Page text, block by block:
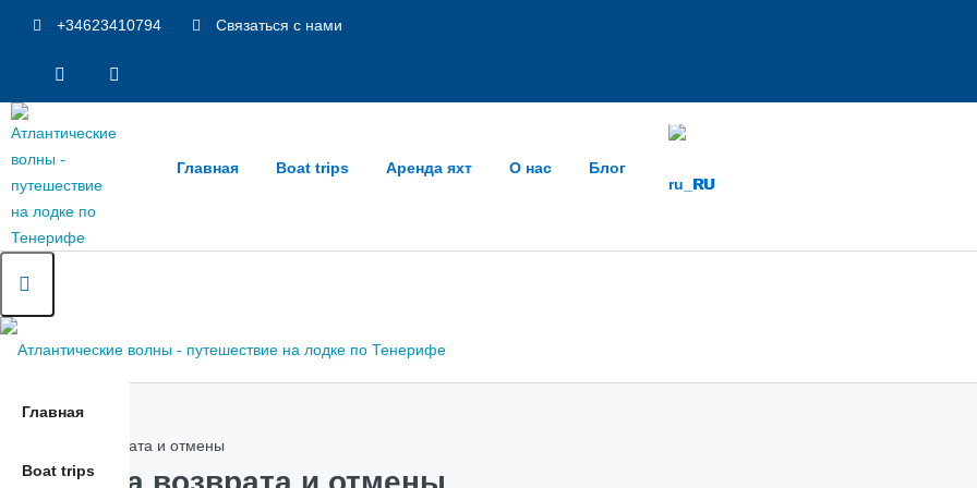
+34623410794 Связаться с нами
Главная Boat trips Аренда яхт О нас
Блог
RU
Главная
Boat trips
Главная
Политика возврата и отмены